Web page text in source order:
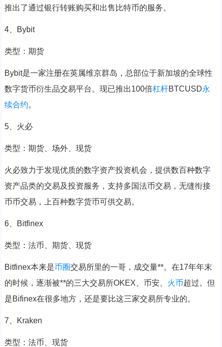
推出了通过银行转账购买和出售比特币的服务。
4、Bybit
类型：期货
Bybit是一家注册在英属维京群岛，总部位于新加坡的全球性
数字货币衍生品交易平台。现已推出100倍杠杆BTCUSD永
续合约。
5、火必
类型：期货、场外、现货
火必致力于发现优质的数字资产投资机会，提供数百种数字
资产品类的交易及投资服务，支持多国法币交易，无缝衔接
币币交易，上百种数字货币可供交易。
6、Bitfinex
类型：法币、期货、现货
Bitfinex本来是币圈交易所里的一哥，成交量**。在17年年末
的时候，逐渐被**的三大交易所OKEX、币安、 火币超过。但
是Bifinex在很多地方，还是要比这三家交易所专业的。
7、Kraken
类型：法币、现货